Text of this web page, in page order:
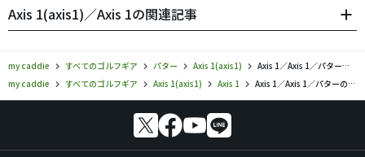
Axis 1(axis1)／Axis 1の関連記事
my caddie すべてのゴルフギア パター Axis 1(axis1)
Axis 1／Axis 1／パターの口コミ評価
my caddie
すべてのゴルフギア Axis 1(axis1) Axis 1 Axis 1／Axis 1／パターの口コミ評価